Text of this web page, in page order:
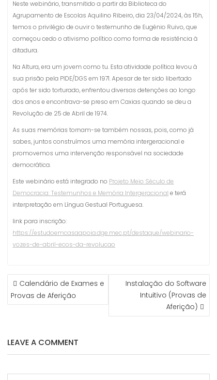
Neste webinário, transmitido a partir da Biblioteca do
Agrupamento de Escolas Aquilino Ribeiro, dia 23/04/2024, às 15h,
temos o privilégio de ouvir o testemunho de Eugénio Ruivo, que
começou cedo o ativismo político como forma de resistência à
ditadura.
Na Altura, era um jovem como tu. Esta atividade política levou à
sua prisão pela PIDE/DGS em 1971. Apesar de ter sido libertado
após ter sido torturado, enfrentou diversas detenções ao longo
dos anos e encontrava-se preso em Caxias quando se deu a
Revolução de 25 de Abril de 1974.
As suas memórias tornam-se também nossas, pois, como já
sabes, juntos construímos uma memória intergeracional e
promovemos uma intervenção responsável na sociedade
democrática.
Este webinário está integrado no Projeto Meio Século de
Democracia: Testemunhos e Memória Intergeracional e terá
interpretação em Língua Gestual Portuguesa.
link para inscrição:
https://estudoemcasaapoia.dge.mec.pt/destaque/webinario-
vozes-de-abril-ecos-da-revolucao
NAVEGAÇÃO
DE
ARTIGOS
Calendário de Exames e
Provas de Aferição
Instalação do Software
Intuitivo (Provas de
Aferição)
LEAVE A COMMENT